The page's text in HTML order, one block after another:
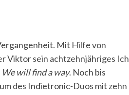
Mit Hilfe von
Viktor sein achtzehnjähriges Ich
We will find a way. Noch bis
des Indietronic-Duos mit zehn